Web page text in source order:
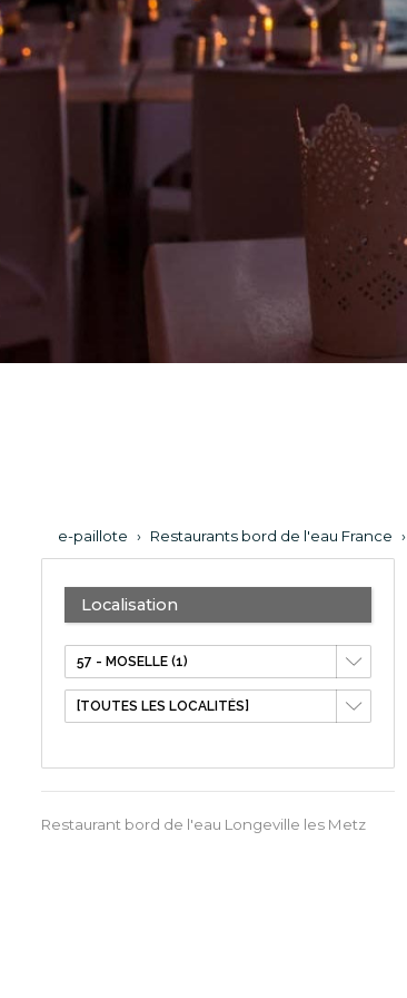
e-paillote › Restaurants bord de l'eau France ›
Localisation
Restaurant bord de l'eau Longeville les Metz